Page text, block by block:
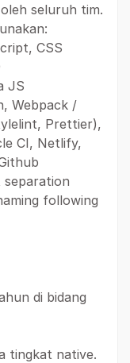
seluruh tim.
CSS
JS
Webpack /
Prettier),
CI, Netlify,
separation
following
di bidang
tingkat native.